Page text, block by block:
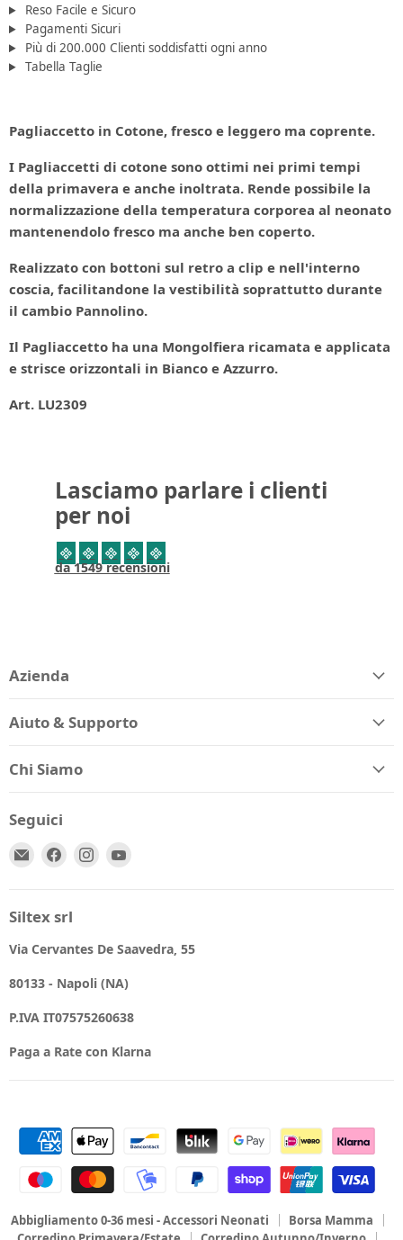
Reso Facile e Sicuro
Pagamenti Sicuri
Più di 200.000 Clienti soddisfatti ogni anno
Tabella Taglie
Pagliaccetto in Cotone, fresco e leggero ma coprente.
I Pagliaccetti di cotone sono ottimi nei primi tempi
della primavera e anche inoltrata. Rende possibile la
normalizzazione della temperatura corporea al neonato
mantenendolo fresco ma anche ben coperto.
Realizzato con bottoni sul retro a clip e nell'interno
coscia, facilitandone la vestibilità soprattutto durante
il cambio Pannolino.
Il Pagliaccetto ha una Mongolfiera ricamata e applicata
e strisce orizzontali in Bianco e Azzurro.
Art. LU2309
Lasciamo parlare i clienti
per noi
da 1549 recensioni
Azienda
Aiuto & Supporto
Chi Siamo
Seguici
Email
Trovaci Trovaci
Siltex srl
Via Cervantes De Saavedra, 55
80133 - Napoli (NA)
P.IVA IT07575260638
Paga a Rate con Klarna
Abbigliamento 0-36 mesi - Accessori Neonati
Borsa Mamma